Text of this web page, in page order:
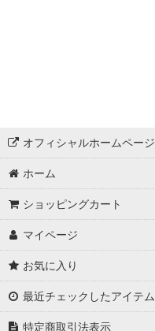
オフィシャルホームページ
ホーム
ショッピングカート
マイページ
お気に入り
最近チェックしたアイテム
特定商取引法表示